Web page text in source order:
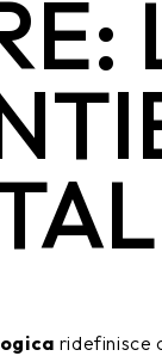
ridefinisce